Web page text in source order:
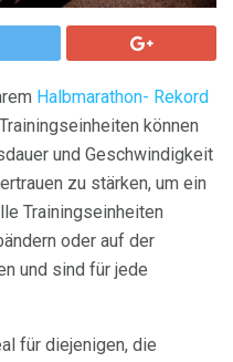
Halbmarathon- Rekord
können
und Geschwindigkeit
zu stärken, um ein
Trainingseinheiten
oder auf der
und sind für jede
für diejenigen, die